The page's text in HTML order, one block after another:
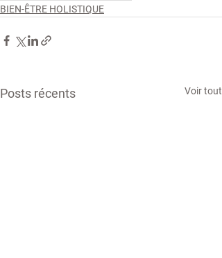
BIEN-ÊTRE HOLISTIQUE
Posts récents Voir tout